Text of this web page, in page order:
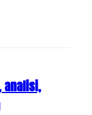
analisi,